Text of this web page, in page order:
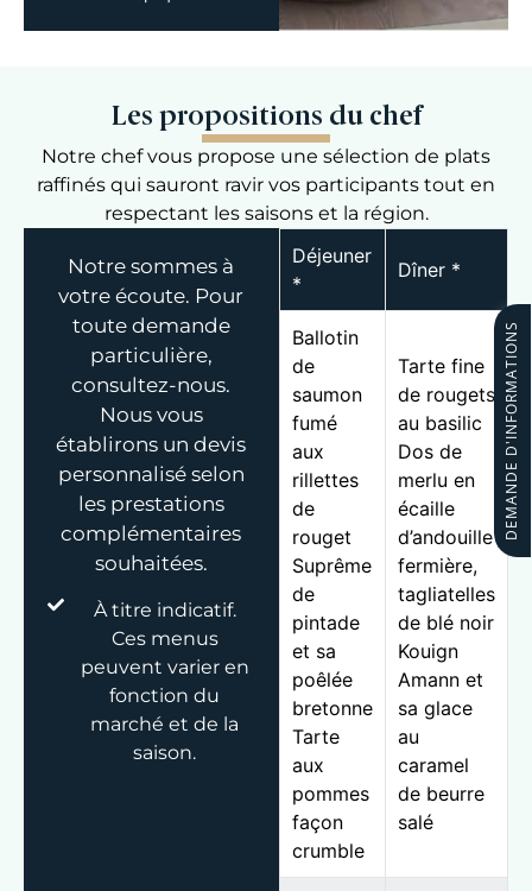
Les propositions du chef
Notre chef vous propose une sélection de plats
raffinés qui sauront ravir vos participants tout en
respectant les saisons et la région.
Déjeuner
*
Dîner *
Ballotin
de
saumon
fumé
aux
rillettes
de
rouget
Suprême
de
pintade
et sa
poêlée
bretonne
Tarte
aux
pommes
façon
crumble
Tarte fine
de rougets
au basilic
Dos de
merlu en
écaille
d’andouille
fermière,
tagliatelles
de blé noir
Kouign
Amann et
sa glace
au
caramel
de beurre
salé
Notre sommes à
votre écoute. Pour
toute demande
particulière,
consultez-nous.
Nous vous
établirons un devis
personnalisé selon
les prestations
complémentaires
souhaitées.
À titre indicatif.
Ces menus
peuvent varier en
fonction du
marché et de la
saison.
DEMANDE D'INFORMATIONS